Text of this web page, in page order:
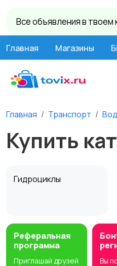
Все объявления в твоем
Главная Магазины
Главная Транспорт
Купить
Гидроциклы
Реферальная
программа
Приглашай друзей
Вы